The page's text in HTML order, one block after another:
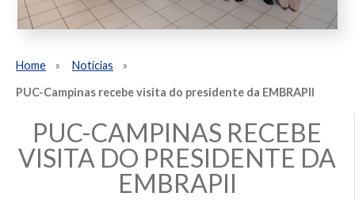
Home
Notícias
PUC-Campinas recebe visita do presidente da EMBRAPII
PUC-CAMPINAS RECEBE
VISITA DO PRESIDENTE DA
EMBRAPII